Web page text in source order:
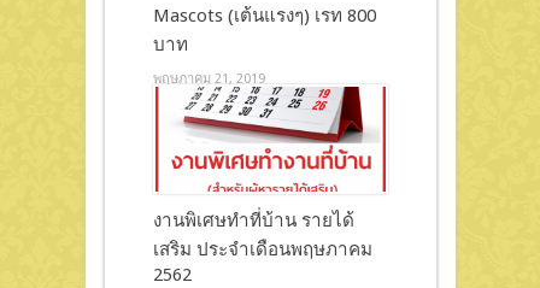
Mascots (เต้นแรงๆ) เรท 800
บาท
พฤษภาคม 21, 2019
งานพิเศษทำที่บ้าน รายได้
เสริม ประจำเดือนพฤษภาคม
2562